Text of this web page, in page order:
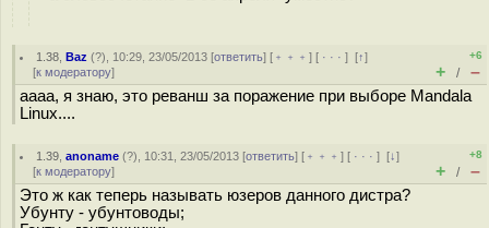
1.38 ,Baz (?), 10:29, 23/05/2013 [ответить] [ ﹢﹢﹢] [ · · ·][↑]
[к модератору]
+6
+ / –
аааа, я знаю, это реванш за поражение при выборе Mandala
Linux....
1.39 ,anoname (?), 10:31, 23/05/2013 [ответить] [ ﹢﹢﹢] [ · · ·][↓]
[к модератору]
+8
+ / –
Это ж как теперь называть юзеров данного дистра?
Убунту - убунтоводы;